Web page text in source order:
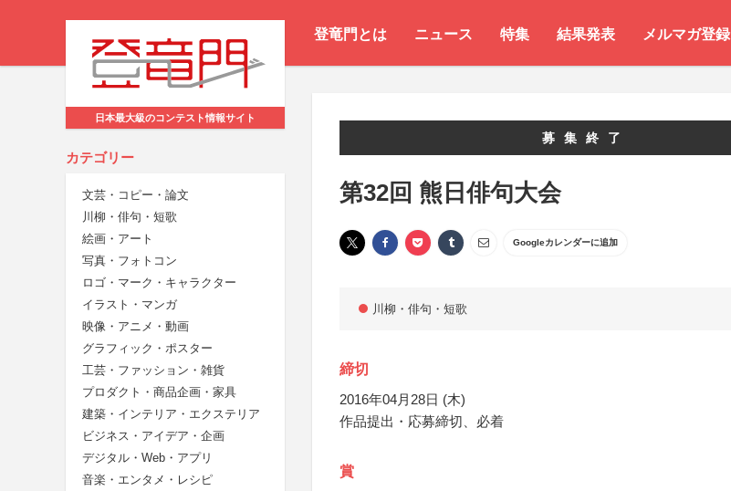
登竜門とは ニュース 特集 結果発表 メルマガ登録
日本最大級のコンテスト情報サイト
カテゴリー
文芸・コピー・論文
川柳・俳句・短歌
絵画・アート
写真・フォトコン
ロゴ・マーク・キャラクター
イラスト・マンガ
映像・アニメ・動画
グラフィック・ポスター
工芸・ファッション・雑貨
プロダクト・商品企画・家具
建築・インテリア・エクステリア
ビジネス・アイデア・企画
デジタル・Web・アプリ
音楽・エンタメ・レシピ
募集終了
第32回 熊日俳句大会
Googleカレンダーに追加
川柳・俳句・短歌
締切
2016年04月28日 (木)
作品提出・応募締切、必着
賞